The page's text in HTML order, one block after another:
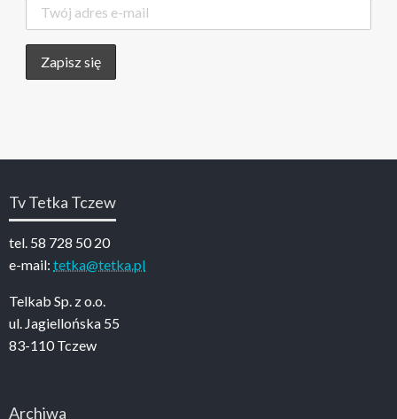
Tv Tetka Tczew
tel. 58 728 50 20
e-mail: tetka@tetka.pl
Telkab Sp. z o.o.
ul. Jagiellońska 55
83-110 Tczew
Archiwa